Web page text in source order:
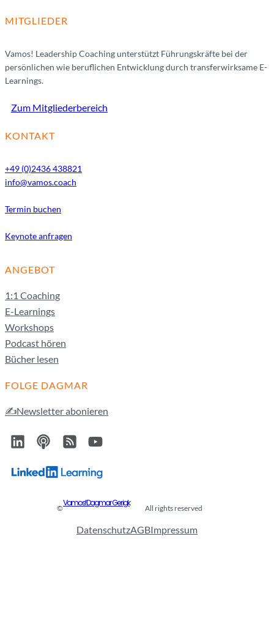
MITGLIEDER
Vamos! Leadership Coaching unterstützt Führungskräfte bei der
persönlichen wie beruflichen Entwicklung durch transferwirksame E-
Learnings.
Zum Mitgliederbereich
KONTAKT
+49 (0)2436 438821
info@vamos.coach
Termin buchen
Keynote anfragen
ANGEBOT
1:1 Coaching
E-Learnings
Workshops
Podcast hören
Bücher lesen
FOLGE DAGMAR
✍️Newsletter abonieren
©
Vamos! Dagmar Gerigk
All rights reserved
DatenschutzAGBImpressum